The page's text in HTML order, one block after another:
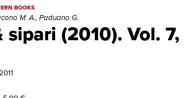
(2010). Vol.
Vol. 7, Pisa, Edizioni Plus, 2011 | Rare and modern
BOOKS
M. A., Paduano G.